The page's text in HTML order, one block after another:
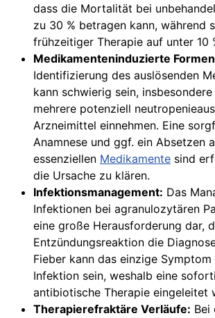
dass die Mortalität bei
zu 30 % betragen kann, während
frühzeitiger Therapie auf unter 10
Medikamenteninduzierte
Identifizierung des auslösenden
kann schwierig sein,
mehrere potenziell
Arzneimittel einnehmen. Eine
Anamnese und ggf. ein Absetzen
essenziellen Medikamente sind
die Ursache zu klären.
Infektionsmanagement: Das
Infektionen bei agranulozytären
eine große Herausforderung dar,
Entzündungsreaktion die
Fieber kann das einzige
Infektion sein, weshalb eine
antibiotische Therapie eingeleitet
Therapierefraktäre Verläufe: Bei